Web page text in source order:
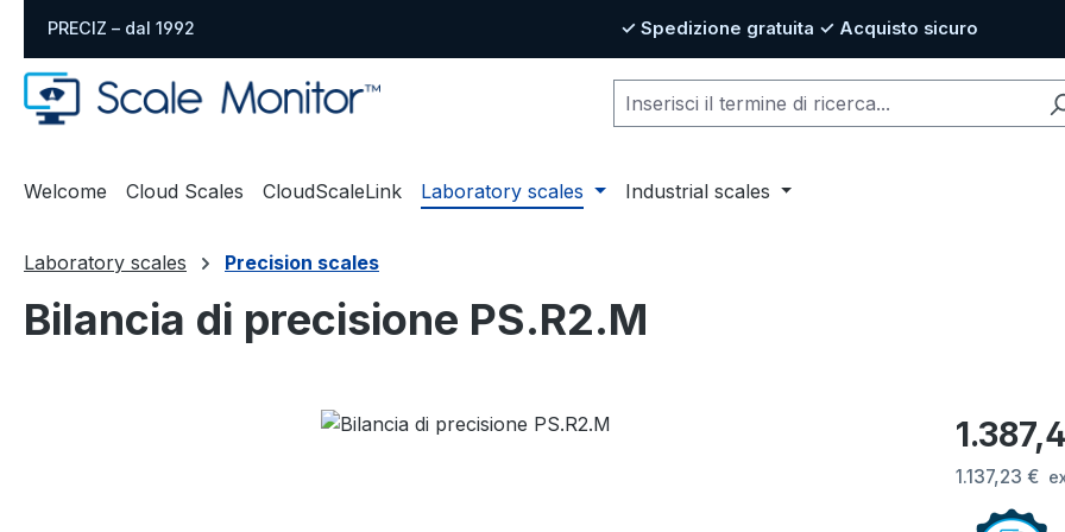
al contenuto principale
Salta alla ricerca
Passa alla navigazione principale
PRECIZ – dal 1992 ✓ Spedizione gratuita ✓ Acquisto sicuro
Welcome Cloud Scales CloudScaleLink Laboratory scales Industrial scales
Laboratory scales Precision scales
Bilancia di precisione PS.R2.M
Prezzo
1.137,23 €